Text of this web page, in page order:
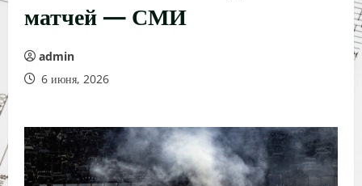
матчей — СМИ
admin
6 июня, 2026